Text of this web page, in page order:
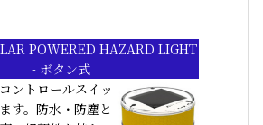
POWERED HAZARD LIGHT
- ボタン式
ントロールスイッ
す。防水・防塵と